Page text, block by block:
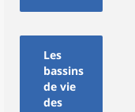
Les
bassins
de vie
des